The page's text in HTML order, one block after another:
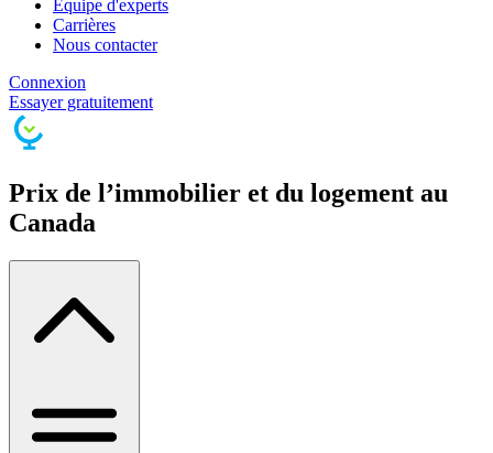
Équipe d'experts
Carrières
Nous contacter
Connexion
Essayer gratuitement
Prix de l’immobilier et du logement au
Canada